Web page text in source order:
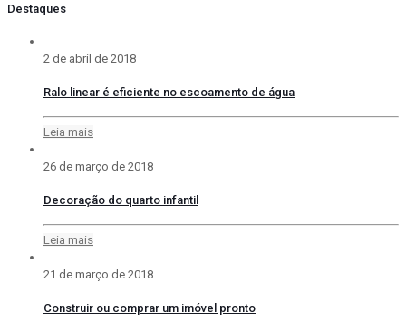
Destaques
2 de abril de 2018
Ralo linear é eficiente no escoamento de água
Leia mais
26 de março de 2018
Decoração do quarto infantil
Leia mais
21 de março de 2018
Construir ou comprar um imóvel pronto